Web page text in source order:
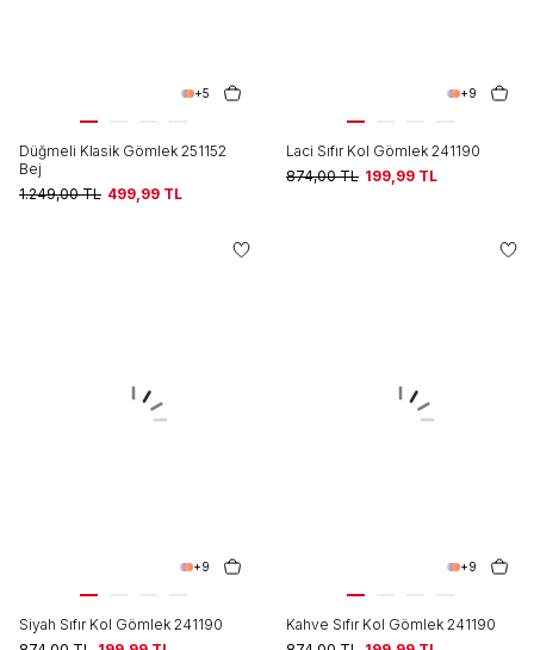
+5
Düğmeli Klasik Gömlek 251152
Bej
1.249,00TL 499,99 TL
+9
Laci Sıfır Kol Gömlek 241190
874,00TL 199,99 TL
+9
Siyah Sıfır Kol Gömlek 241190
+9
Kahve Sıfır Kol Gömlek 241190